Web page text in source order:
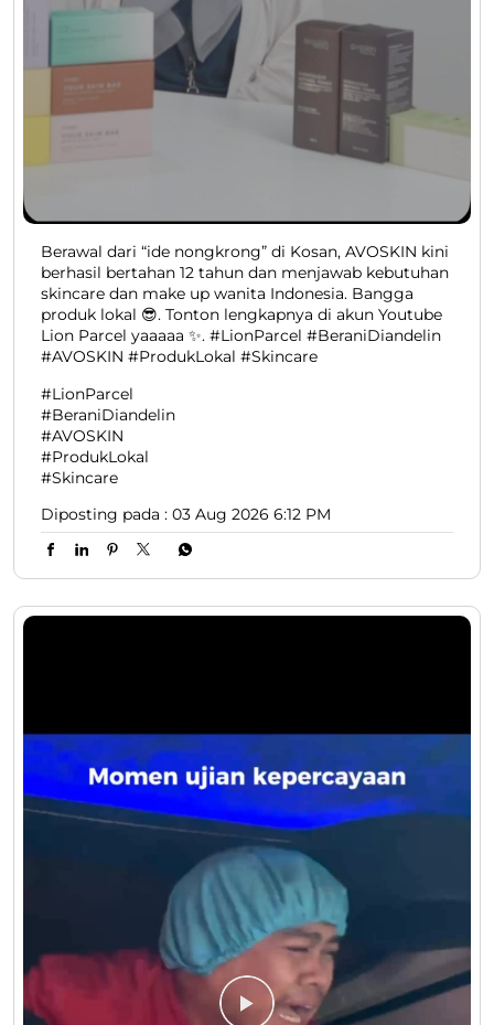
Berawal dari “ide nongkrong” di Kosan, AVOSKIN kini
berhasil bertahan 12 tahun dan menjawab kebutuhan
skincare dan make up wanita Indonesia. Bangga
produk lokal 😎. Tonton lengkapnya di akun Youtube
Lion Parcel yaaaaa ✨. #LionParcel #BeraniDiandelin
#AVOSKIN #ProdukLokal #Skincare
#LionParcel
#BeraniDiandelin
#AVOSKIN
#ProdukLokal
#Skincare
Diposting pada : 03 Aug 2026 6:12 PM